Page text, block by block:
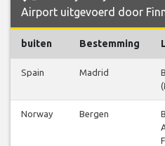
Airport uitgevoerd door
buiten Bestemming
Spain Madrid
Norway Bergen